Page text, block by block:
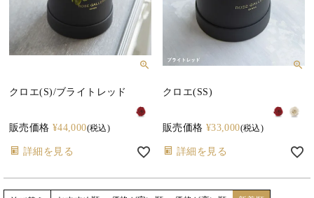
クロエ(S)/ブライトレッド
販売価格 ¥44,000 税込
詳細を見る
クロエ(SS)
販売価格 ¥33,000 税込
詳細を見る